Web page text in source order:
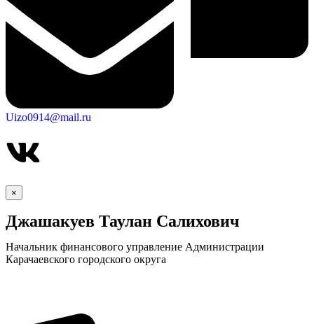
Uizo0914@mail.ru
×
Джашакуев Таулан Салихович
Начальник финансового управление Администрации
Карачаевского городского округа